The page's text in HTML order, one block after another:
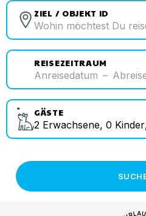
ZIEL / OBJEKT ID
REISEZEITRAUM
Anreisedatum –
GÄSTE
2 Erwachsene, 0 Kinder